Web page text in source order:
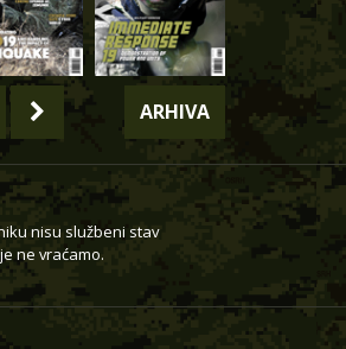
ARHIVA
nisu službeni stav
ne vraćamo.